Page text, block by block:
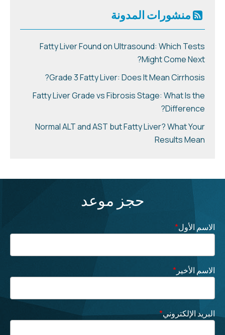
منشورات المدونة
Fatty Liver Found on Ultrasound: Which Tests
Might Come Next?
Grade 3 Fatty Liver: Does It Mean Cirrhosis?
Fatty Liver Grade vs Fibrosis Stage: What Is the
Difference?
Normal ALT and AST but Fatty Liver? What Your
Results Mean
حجز موعد
الاسم الأول*
الاسم الأخير *
البريد الإلكتروني*